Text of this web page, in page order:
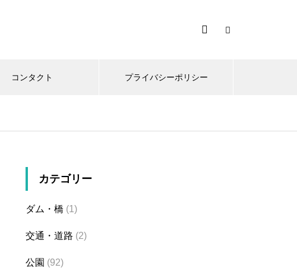
コンタクト プライバシーポリシー
カテゴリー
ダム・橋 (1)
交通・道路 (2)
公園 (92)